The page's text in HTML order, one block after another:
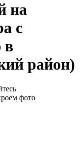
на
с
в
район)
фото